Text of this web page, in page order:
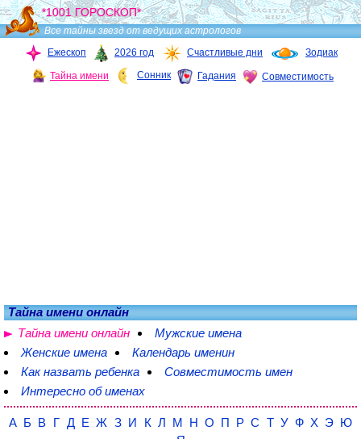
*1001 ГОРОСКОП*
Все тайны звезд от ведущих астрологов
Ежескоп
2026 год Счастливые дни Зодиак
Тайна имени Сонник Гадания Совместимость
Тайна имени онлайн
Тайна имени онлайн
Мужские имена
Женские имена
Календарь именин
Как назвать ребенка
Совместимость имен
Интересно об именах
А Б В Г Д Е Ж З И К Л М Н О П Р С Т У Ф Х Э Ю